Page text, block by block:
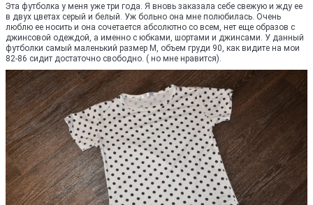
Эта футболка у меня уже три года. Я вновь заказала себе свежую и жду ее
в двух цветах серый и белый. Уж больно она мне полюбилась. Очень
люблю ее носить и она сочетается абсолютно со всем, нет еще образов с
джинсовой одеждой, а именно с юбками, шортами и джинсами. У данный
футболки самый маленький размер М, объем груди 90, как видите на мои
82-86 сидит достаточно свободно. ( но мне нравится).